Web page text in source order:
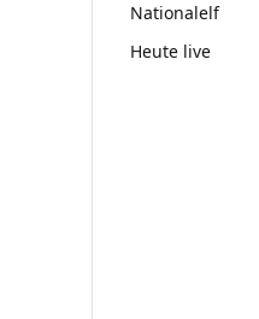
Nationalelf
Heute live